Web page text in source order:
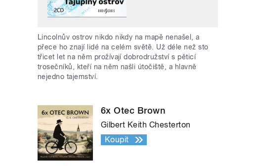
Lincolnův ostrov nikdo nikdy na mapě nenašel, a
přece ho znají lidé na celém světě. Už déle než sto
třicet let na něm prožívají dobrodružství s pěticí
trosečníků, kteří na něm našli útočiště, a hlavně
nejedno tajemství.
6x Otec Brown
Gilbert Keith Chesterton
Koupit